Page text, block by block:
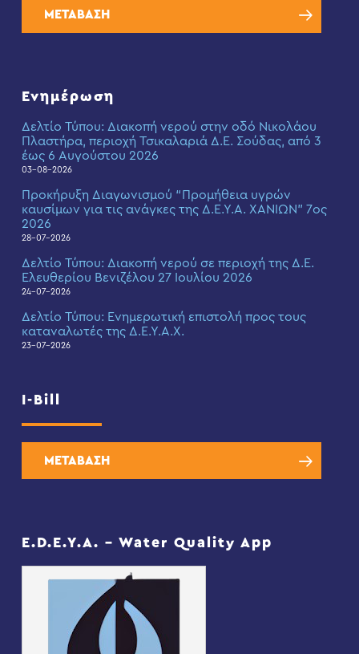
ΜΕΤΑΒΑΣΗ
Ενημέρωση
Δελτίο Τύπου: Διακοπή νερού στην οδό Νικολάου
Πλαστήρα, περιοχή Τσικαλαριά Δ.Ε. Σούδας, από 3
έως 6 Αυγούστου 2026
03-08-2026
Προκήρυξη Διαγωνισμού “Προμήθεια υγρών
καυσίμων για τις ανάγκες της Δ.Ε.Υ.Α. ΧΑΝΙΩΝ” 7ος
2026
28-07-2026
Δελτίο Τύπου: Διακοπή νερού σε περιοχή της Δ.Ε.
Ελευθερίου Βενιζέλου 27 Ιουλίου 2026
24-07-2026
Δελτίο Τύπου: Eνημερωτική επιστολή προς τους
καταναλωτές της Δ.Ε.Υ.Α.Χ.
23-07-2026
I-Bill
ΜΕΤΑΒΑΣΗ
E.D.E.Y.A. – Water Quality App